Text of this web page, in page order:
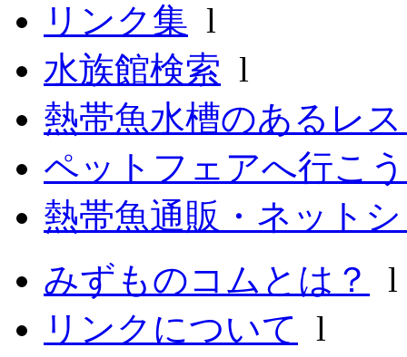
リンク集 l
水族館検索 l
熱帯魚水槽のあるレ
ペットフェアへ行こ
熱帯魚通販・ネット
みずものコムとは？
リンクについて l